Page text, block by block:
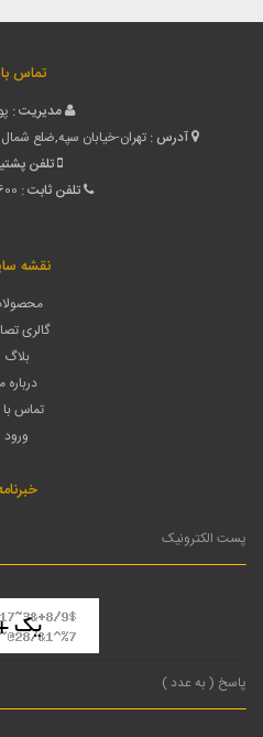
تماس
مدیریت :
آدرس : تهران-خیابان سپه,ضلع
تلفن
تلفن ثابت :
نقشه
گالری
بلاگ
درباره
تماس با
ورود